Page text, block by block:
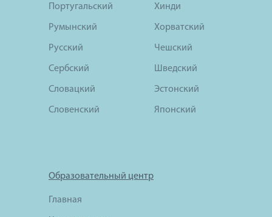
Португальский
Румынский
Русский
Сербский
Словацкий
Словенский
Хинди
Хорватский
Чешский
Шведский
Эстонский
Японский
Образовательный центр
Главная